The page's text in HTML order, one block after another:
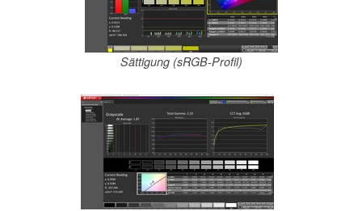
Sättigung (sRGB-Profil)